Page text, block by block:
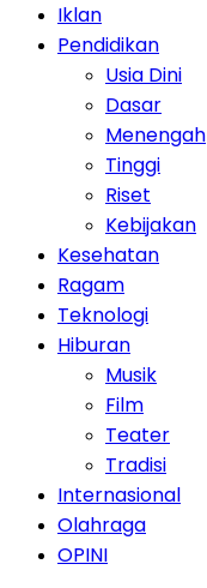
Iklan
Pendidikan
Usia Dini
Dasar
Menengah
Tinggi
Riset
Kebijakan
Kesehatan
Ragam
Teknologi
Hiburan
Musik
Film
Teater
Tradisi
Internasional
Olahraga
OPINI